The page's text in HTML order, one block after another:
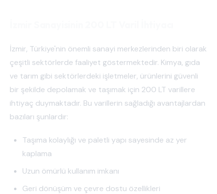
İzmir, Türkiye'nin önemli sanayi merkezlerinden biri olarak
çeşitli sektörlerde faaliyet göstermektedir. Kimya, gıda
ve tarım gibi sektörlerdeki işletmeler, ürünlerini güvenli
bir şekilde depolamak ve taşımak için 200 LT varillere
ihtiyaç duymaktadır. Bu varillerin sağladığı avantajlardan
bazıları şunlardır:
Taşıma kolaylığı ve paletli yapı sayesinde az yer
kaplama
Uzun ömürlü kullanım imkanı
Geri dönüşüm ve çevre dostu özellikleri